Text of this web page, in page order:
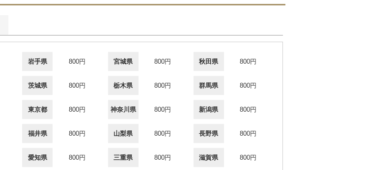
岩手県 800円 宮城県 800円 秋田県 800円
茨城県 800円 栃木県 800円 群馬県 800円
東京都 800円 神奈川県 800円 新潟県 800円
福井県 800円 山梨県 800円 長野県 800円
愛知県 800円 三重県 800円 滋賀県 800円